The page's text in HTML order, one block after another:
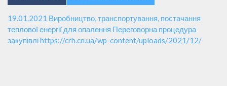
19.01.2021 Виробництво, транспортування, постачання
теплової енергії для опалення Переговорна процедура
закупівліhttps://crh.cn.ua/wp-content/uploads/2021/12/